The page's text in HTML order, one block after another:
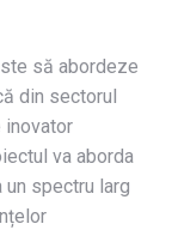
să abordeze
din sectorul
inovator
va aborda
un spectru larg